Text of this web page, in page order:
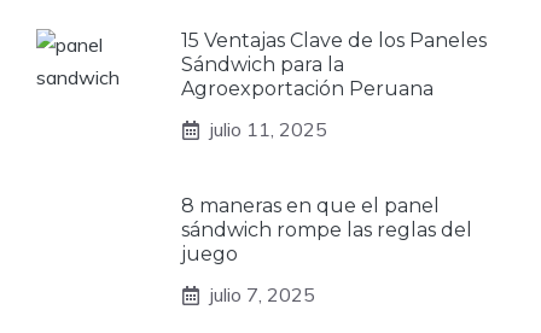
15 Ventajas Clave de los Paneles
Sándwich para la
Agroexportación Peruana
julio 11, 2025
8 maneras en que el panel
sándwich rompe las reglas del
juego
julio 7, 2025